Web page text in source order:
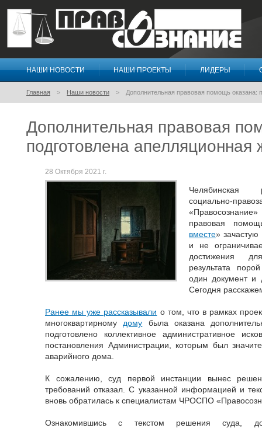
Правосознание
НАШИ НОВОСТИ НАШИ ПРОЕКТЫ ЛИДЕРЫ
Главная Наши новости Дополнительная правовая помощь оказана:
Дополнительная правовая
подготовлена апелляционная
28 Октября 2021 г.
Челябинская
социально-
правовая
вместе»
и не
достижения
результата
один документ и
Сегодня
Ранее мы уже рассказывали о том, что в рамках
многоквартирному дому была оказана
подготовлено коллективное административное
постановления Администрации, которым был
аварийного дома.
К сожалению, суд первой инстанции вынес
требований отказал. С указанной информацией и
вновь обратилась к специалистам ЧРОСПО
Ознакомившись с текстом решения суда,